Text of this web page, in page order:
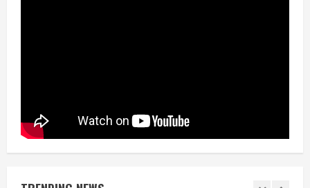
Berita
BMP Kecam Aksi KNPB, Serukan